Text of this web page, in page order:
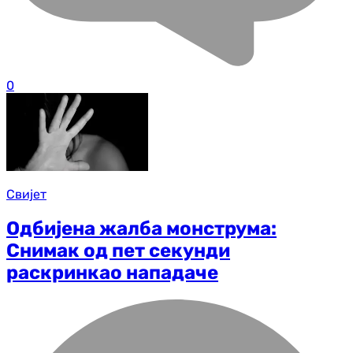
0
Свијет
Одбијена жалба монструма:
Снимак од пет секунди
раскринкао нападаче